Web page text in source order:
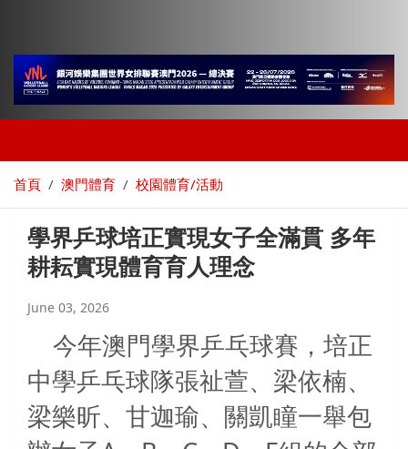
首頁 澳門體育 校園體育/活動
學界乒球培正實現女子全滿貫 多年
耕耘實現體育育人理念
June 03, 2026
今年澳門學界乒乓球賽，培正
中學乒乓球隊張祉萱、梁依楠、
梁樂昕、甘迦瑜、關凱瞳一舉包